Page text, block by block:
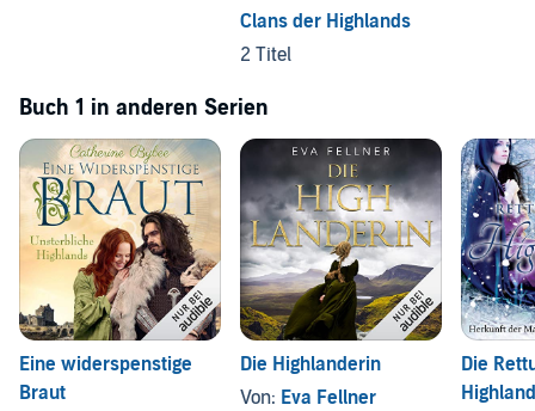
Clans der Highlands
2 Titel
Buch 1 in anderen Serien
Eine widerspenstige
Braut
Die Highlanderin
Von: Eva Fellner
Die